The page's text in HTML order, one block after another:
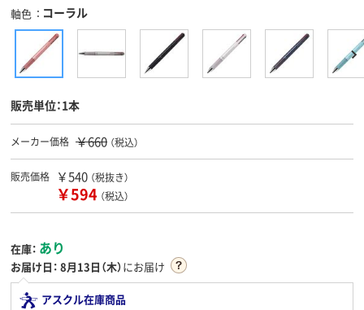
軸色 コーラル
販売単位：1本
メーカー価格 ￥660 （税込）
販売価格 ￥540 （税抜き）
￥594 （税込）
在庫： あり
お届け日： 8月13日（木）にお届け
アスクル在庫商品